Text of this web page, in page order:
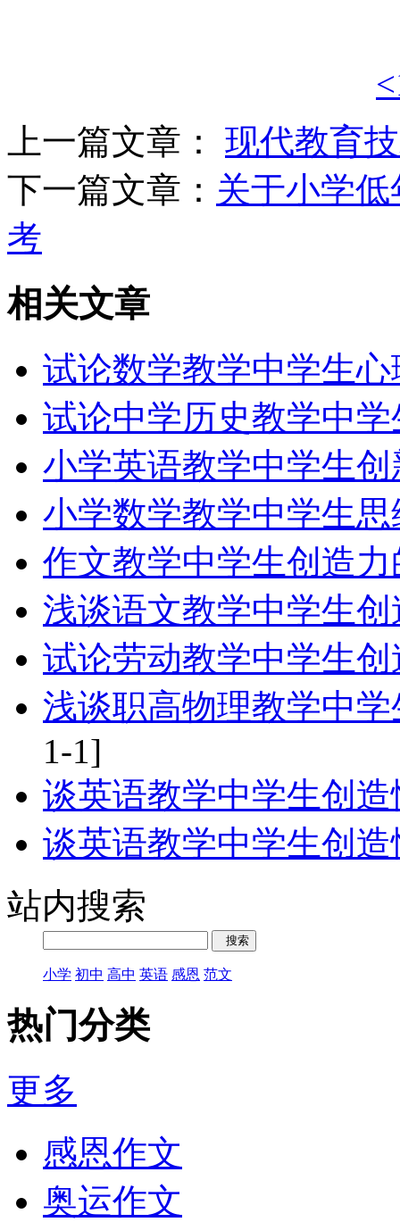
上一篇文章： 现代教育
下一篇文章： 关于小学
考
相关文章
试论数学教学中学生
试论中学历史教学中
小学英语教学中学生
小学数学教学中学生
作文教学中学生创造
浅谈语文教学中学生
试论劳动教学中学生
浅谈职高物理教学中
1-1]
谈英语教学中学生创
谈英语教学中学生创
站内搜索
小学 初中 高中 英语 感恩 范文
热门分类
更多
感恩作文
奥运作文